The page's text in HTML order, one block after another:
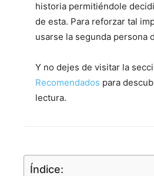
historia permitiéndole
de esta. Para reforzar tal
usarse la segunda persona
Y no dejes de visitar la
Recomendados para
lectura.
Índice: